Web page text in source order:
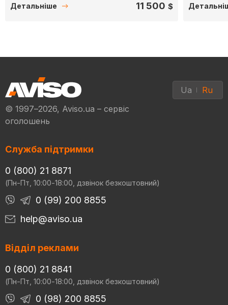
Детальніше 11 500 $
© 1997–2026, Aviso.ua – сервіс
оголошень
Ua Ru
Служба підтримки
0 (800) 21 8871
(Пн-Пт, 10:00-18:00, дзвінок безкоштовний)
0 (99) 200 8855
help@aviso.ua
Відділ реклами
0 (800) 21 8841
(Пн-Пт, 10:00-18:00, дзвінок безкоштовний)
0 (98) 200 8855